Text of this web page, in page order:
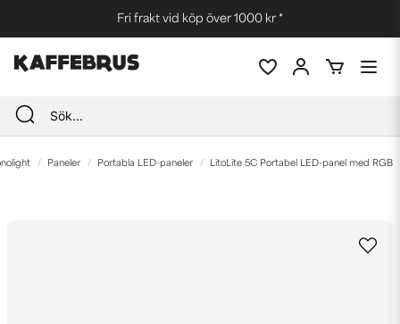
Fri frakt vid köp över 1000 kr *
Paneler Portabla LED-paneler LitoLite 5C Portabel LED-panel med RGB